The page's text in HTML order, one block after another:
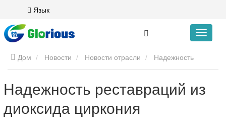
Язык
Дом Новости Новости отрасли
Надежность реставраций из
диоксида циркония